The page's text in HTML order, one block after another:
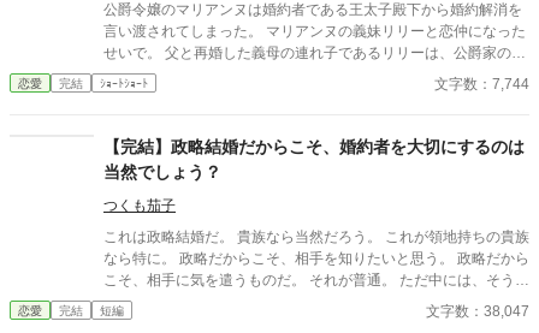
公爵令嬢のマリアンヌは婚約者である王太子殿下から婚約解消を
言い渡されてしまった。 マリアンヌの義妹リリーと恋仲になった
せいで。 父と再婚した義母の連れ子であるリリーは、公爵家の養
女でもある。つまり、実子並みの権利を持っているのだ。そのた
め、王家と公爵家との縁組を考えればどちらの令嬢と結婚しても
ヌは自ら母国を去る。行先は、亡き実母の祖国。祖父や伯父たち
はマリアンヌの移住を喜んで受け入れる。 彼女を皇女に！と思う
も、本人に拒否されてしまい、仕方なく「女公爵」に。 マリアン
ヌとしては小国の公爵令嬢が、大国の皇女殿下になる訳にはいか
なかった。優しい伯父たち（大国の王族）のため、「女公爵」と
して、新しい母国のために奮闘してゆく。王太子妃としての教育
がこのような形で活かされていく。 一方、元婚約者の王太子殿下
には暗雲が立ち込めていた。 彼は王太子位を剥奪され一介の王子
になっていたのだ。妻のリリーは、妃として落第点を押される程
恋愛 完結 ｼｮｰﾄｼｮｰﾄ 文字数：7,744
【完結】政略結婚だからこそ、婚約者を大切にするのは
当然でしょう？
つくも茄子
これは政略結婚だ。 貴族なら当然だろう。 これが領地持ちの貴族
なら特に。 政略だからこそ、相手を知りたいと思う。 政略だから
こそ、相手に気を遣うものだ。 それが普通。 ただ中には、そうで
ない者もいる。 アルスラーン・セルジューク辺境伯家の嫡男も家
のために婚約をした。 相手は、ソフィア・ハルト伯爵令嬢。 身分
恋愛 完結 短編 文字数：38,047